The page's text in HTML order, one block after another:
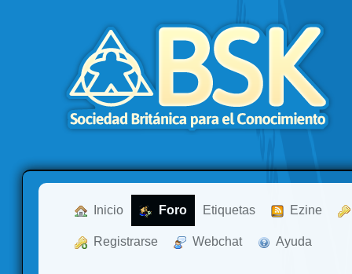
Inicio Foro Etiquetas Ezine
Registrarse Webchat Ayuda